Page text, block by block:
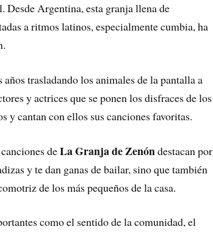
Argentina, esta granja llena de
a ritmos latinos, especialmente cumbia, ha
trasladando los animales de la pantalla a
y actrices que se ponen los disfraces de los
y cantan con ellos sus canciones favoritas.
deLa Granja de Zenóndestacan por
y te dan ganas de bailar, sino que también
de los más pequeños de la casa.
como el sentido de la comunidad, el